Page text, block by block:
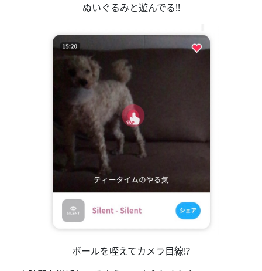
ぬいぐるみと遊んでる!!
ボールを咥えてカメラ目線!?